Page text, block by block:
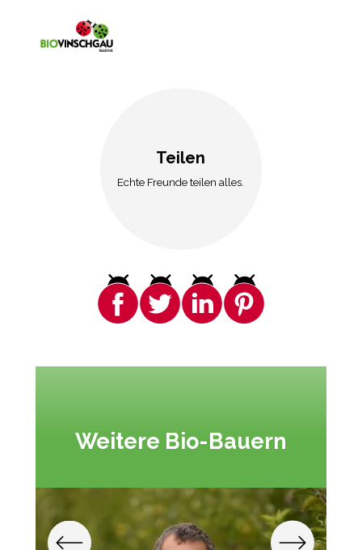
Teilen
Echte Freunde teilen alles.
Weitere Bio-Bauern